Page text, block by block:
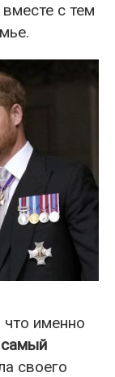
с тем
именно
самый
своего